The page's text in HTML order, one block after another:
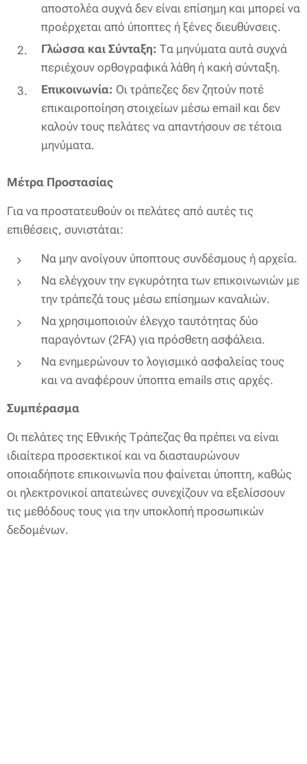
αποστολέα συχνά δεν είναι επίσημη και μπορεί να
προέρχεται από ύποπτες ή ξένες διευθύνσεις.
Γλώσσα και Σύνταξη: Τα μηνύματα αυτά συχνά
περιέχουν ορθογραφικά λάθη ή κακή σύνταξη.
Επικοινωνία: Οι τράπεζες δεν ζητούν ποτέ
επικαιροποίηση στοιχείων μέσω email και δεν
καλούν τους πελάτες να απαντήσουν σε τέτοια
μηνύματα.
Μέτρα Προστασίας
Για να προστατευθούν οι πελάτες από αυτές τις
επιθέσεις, συνιστάται:
Να μην ανοίγουν ύποπτους συνδέσμους ή αρχεία.
Να ελέγχουν την εγκυρότητα των επικοινωνιών με
την τράπεζά τους μέσω επίσημων καναλιών.
Να χρησιμοποιούν έλεγχο ταυτότητας δύο
παραγόντων (2FA) για πρόσθετη ασφάλεια.
Να ενημερώνουν το λογισμικό ασφαλείας τους
και να αναφέρουν ύποπτα emails στις αρχές.
Συμπέρασμα
Οι πελάτες της Εθνικής Τράπεζας θα πρέπει να είναι
ιδιαίτερα προσεκτικοί και να διασταυρώνουν
οποιαδήποτε επικοινωνία που φαίνεται ύποπτη, καθώς
οι ηλεκτρονικοί απατεώνες συνεχίζουν να εξελίσσουν
τις μεθόδους τους για την υποκλοπή προσωπικών
δεδομένων.